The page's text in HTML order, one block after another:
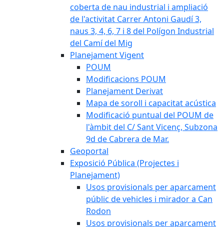
coberta de nau industrial i ampliació
de l'activitat Carrer Antoni Gaudí 3,
naus 3, 4, 6, 7 i 8 del Polígon Industrial
del Camí del Mig
Planejament Vigent
POUM
Modificacions POUM
Planejament Derivat
Mapa de soroll i capacitat acústica
Modificació puntual del POUM de
l'àmbit del C/ Sant Vicenç, Subzona
9d de Cabrera de Mar.
Geoportal
Exposició Pública (Projectes i
Planejament)
Usos provisionals per aparcament
públic de vehicles i mirador a Can
Rodon
Usos provisionals per aparcament